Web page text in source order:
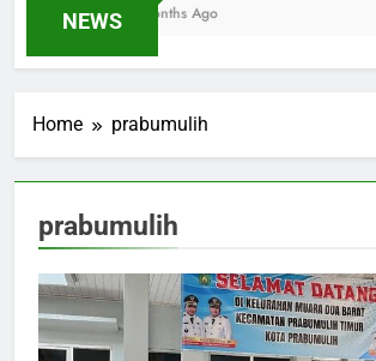
NEWS3 Months Ago
Home prabumulih
prabumulih